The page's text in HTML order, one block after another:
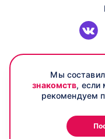
Мы
знакомств, если
рекомендуем